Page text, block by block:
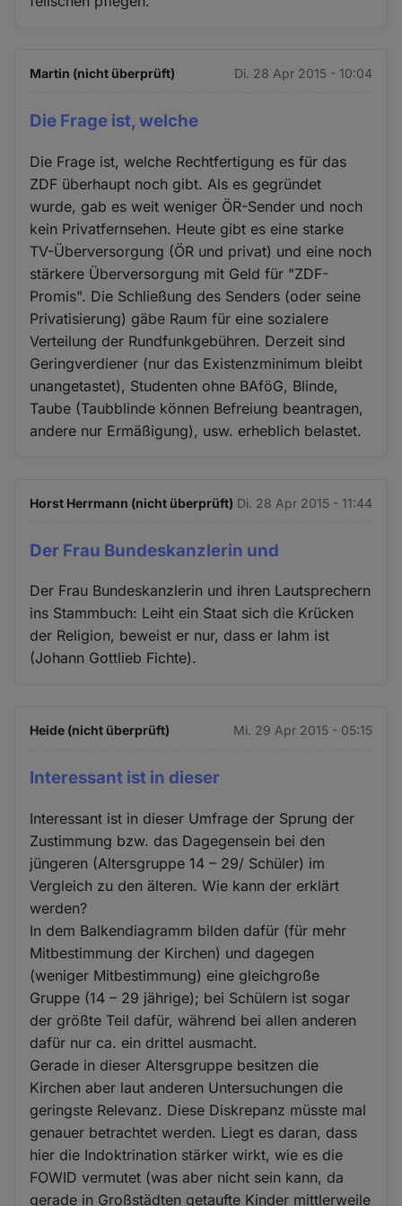
Martin (nicht überprüft) Di. 28 Apr 2015 - 10:04
Die Frage ist, welche
Die Frage ist, welche Rechtfertigung es für das
ZDF überhaupt noch gibt. Als es gegründet
wurde, gab es weit weniger ÖR-Sender und noch
kein Privatfernsehen. Heute gibt es eine starke
TV-Überversorgung (ÖR und privat) und eine noch
stärkere Überversorgung mit Geld für "ZDF-
Promis". Die Schließung des Senders (oder seine
Privatisierung) gäbe Raum für eine sozialere
Verteilung der Rundfunkgebühren. Derzeit sind
Geringverdiener (nur das Existenzminimum bleibt
unangetastet), Studenten ohne BAföG, Blinde,
Taube (Taubblinde können Befreiung beantragen,
andere nur Ermäßigung), usw. erheblich belastet.
Horst Herrmann (nicht überprüft) Di. 28 Apr 2015 - 11:44
Der Frau Bundeskanzlerin und
Der Frau Bundeskanzlerin und ihren Lautsprechern
ins Stammbuch: Leiht ein Staat sich die Krücken
der Religion, beweist er nur, dass er lahm ist
(Johann Gottlieb Fichte).
Heide (nicht überprüft) Mi. 29 Apr 2015 - 05:15
Interessant ist in dieser
Interessant ist in dieser Umfrage der Sprung der
Zustimmung bzw. das Dagegensein bei den
jüngeren (Altersgruppe 14 – 29/ Schüler) im
Vergleich zu den älteren. Wie kann der erklärt
werden?
In dem Balkendiagramm bilden dafür (für mehr
Mitbestimmung der Kirchen) und dagegen
(weniger Mitbestimmung) eine gleichgroße
Gruppe (14 – 29 jährige); bei Schülern ist sogar
der größte Teil dafür, während bei allen anderen
dafür nur ca. ein drittel ausmacht.
Gerade in dieser Altersgruppe besitzen die
Kirchen aber laut anderen Untersuchungen die
geringste Relevanz. Diese Diskrepanz müsste mal
genauer betrachtet werden. Liegt es daran, dass
hier die Indoktrination stärker wirkt, wie es die
FOWID vermutet (was aber nicht sein kann, da
gerade in Großstädten getaufte Kinder mittlerweile